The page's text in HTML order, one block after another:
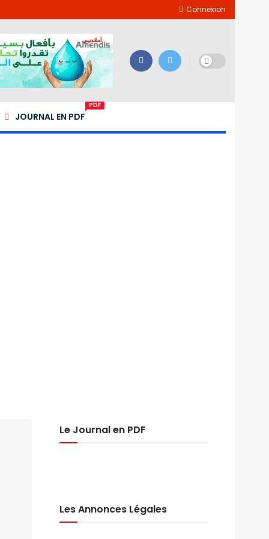
Connexion
JOURNAL EN PDF
PDF
Le Journal en PDF
Les Annonces Légales